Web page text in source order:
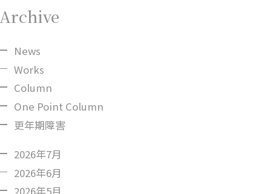
Archive
News
Works
Column
One Point Column
更年期障害
2026年7月
2026年6月